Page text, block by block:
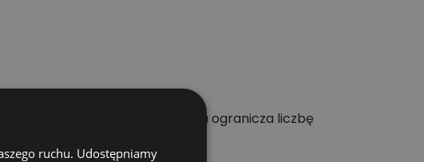
Właściwie dobrana średnica ogranicza liczbę
ruchu. Udostępniamy